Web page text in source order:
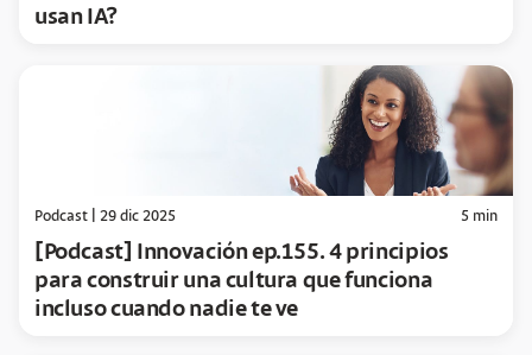
usan IA?
Podcast 29 dic 2025 5 min
[Podcast] Innovación ep.155. 4 principios
para construir una cultura que funciona
incluso cuando nadie te ve